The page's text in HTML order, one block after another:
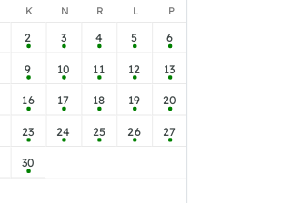
K N R L P
2 3 4 5 6
9 10 11 12 13
16 17 18 19 20
23 24 25 26 27
30